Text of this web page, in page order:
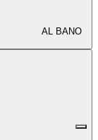
AL BANO